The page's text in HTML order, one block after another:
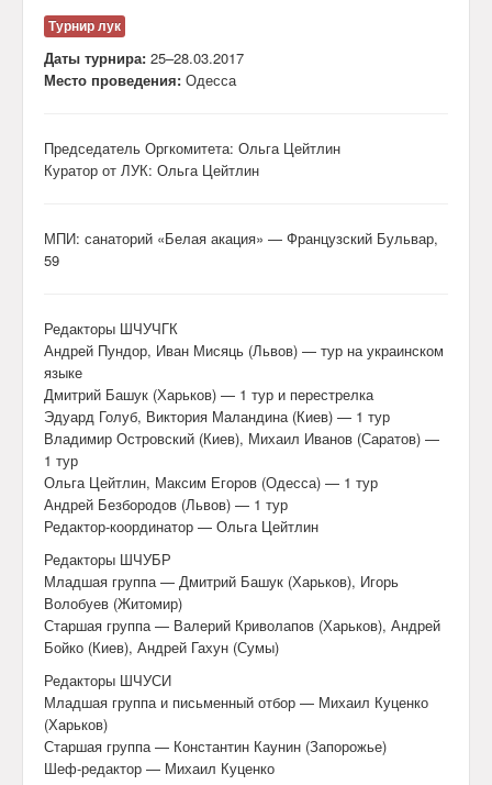
Турнир лук
Даты турнира: 25–28.03.2017
Место проведения: Одесса
Председатель Оргкомитета: Ольга Цейтлин
Куратор от ЛУК: Ольга Цейтлин
МПИ: санаторий «Белая акация» — Французский Бульвар,
59
Редакторы ШЧУЧГК
Андрей Пундор, Иван Мисяць (Львов) — тур на украинском
языке
Дмитрий Башук (Харьков) — 1 тур и перестрелка
Эдуард Голуб, Виктория Маландина (Киев) — 1 тур
Владимир Островский (Киев), Михаил Иванов (Саратов) —
1 тур
Ольга Цейтлин, Максим Егоров (Одесса) — 1 тур
Андрей Безбородов (Львов) — 1 тур
Редактор-координатор — Ольга Цейтлин
Редакторы ШЧУБР
Младшая группа — Дмитрий Башук (Харьков), Игорь
Волобуев (Житомир)
Старшая группа — Валерий Криволапов (Харьков), Андрей
Бойко (Киев), Андрей Гахун (Сумы)
Редакторы ШЧУСИ
Младшая группа и письменный отбор — Михаил Куценко
(Харьков)
Старшая группа — Константин Каунин (Запорожье)
Шеф-редактор — Михаил Куценко